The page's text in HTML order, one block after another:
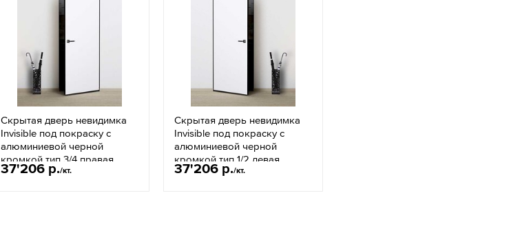
Скрытая дверь невидимка
Invisible под покраску с
алюминиевой черной
кромкой тип 3/4 правая
37'206 р./кт.
Скрытая дверь невидимка
Invisible под покраску с
алюминиевой черной
кромкой тип 1/2 левая
37'206 р./кт.